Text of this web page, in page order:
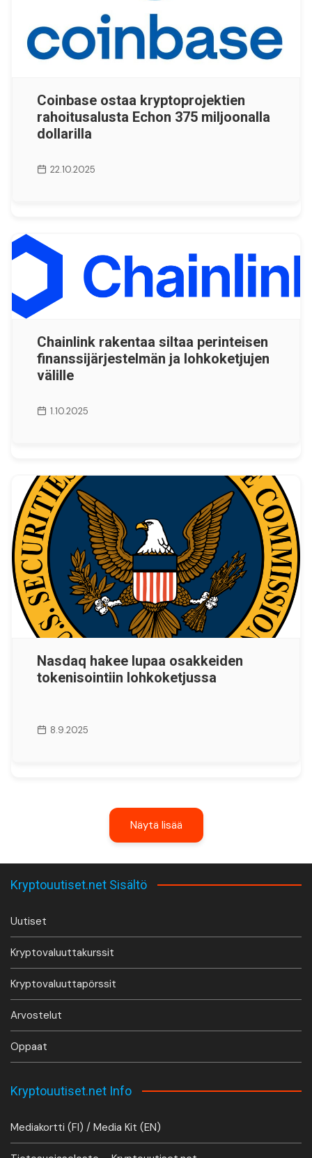
Coinbase ostaa kryptoprojektien
rahoitusalusta Echon 375 miljoonalla
dollarilla
22.10.2025
Chainlink rakentaa siltaa perinteisen
finanssijärjestelmän ja lohkoketjujen
välille
1.10.2025
Nasdaq hakee lupaa osakkeiden
tokenisointiin lohkoketjussa
8.9.2025
Näytä lisää
Kryptouutiset.net Sisältö
Uutiset
Kryptovaluuttakurssit
Kryptovaluuttapörssit
Arvostelut
Oppaat
Kryptouutiset.net Info
Mediakortti (FI) / Media Kit (EN)